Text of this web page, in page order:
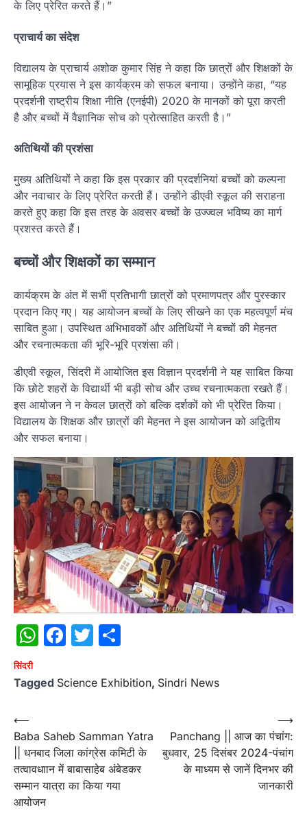
के लिए प्रेरित करते हैं।”
प्राचार्य का संदेश
विद्यालय के प्राचार्य अशोक कुमार सिंह ने कहा कि छात्रों और शिक्षकों के
सामूहिक प्रयास ने इस कार्यक्रम को सफल बनाया। उन्होंने कहा, “यह
प्रदर्शनी राष्ट्रीय शिक्षा नीति (एनईपी) 2020 के मानकों को पूरा करती
है और बच्चों में वैज्ञानिक सोच को प्रोत्साहित करती है।”
अतिथियों की प्रशंसा
मुख्य अतिथियों ने कहा कि इस प्रकार की प्रदर्शनियां बच्चों को कल्पना
और नवाचार के लिए प्रेरित करती हैं। उन्होंने डीएवी स्कूल की सराहना
करते हुए कहा कि इस तरह के अवसर बच्चों के उज्ज्वल भविष्य का मार्ग
प्रशस्त करते हैं।
बच्चों और शिक्षकों का सम्मान
कार्यक्रम के अंत में सभी प्रतिभागी छात्रों को प्रमाणपत्र और पुरस्कार
प्रदान किए गए। यह आयोजन बच्चों के लिए सीखने का एक महत्वपूर्ण मंच
साबित हुआ। उपस्थित अभिभावकों और अतिथियों ने बच्चों की मेहनत
और रचनात्मकता की भूरि-भूरि प्रशंसा की।
डीएवी स्कूल, सिंदरी में आयोजित इस विज्ञान प्रदर्शनी ने यह साबित किया
कि छोटे शहरों के विद्यार्थी भी बड़ी सोच और उच्च रचनात्मकता रखते हैं।
इस आयोजन ने न केवल छात्रों को बल्कि दर्शकों को भी प्रेरित किया।
विद्यालय के शिक्षक और छात्रों की मेहनत ने इस आयोजन को अद्वितीय
और सफल बनाया।
WhatsApp
Facebook
Twitter
सिंदरी
Tagged Science Exhibition, Sindri News
Post
navigation
⟵
Baba Saheb Samman Yatra
|| धनबाद जिला कांग्रेस कमिटी के
तत्वावधाान में बाबासाहेब अंबेडकर
सम्मान यात्रा का किया गया
आयोजन
Panchang || आज का पंचांग:
बुधवार, 25 दिसंबर 2024-पंचांग
के माध्यम से जानें दिनभर की
जानकारी
⟶